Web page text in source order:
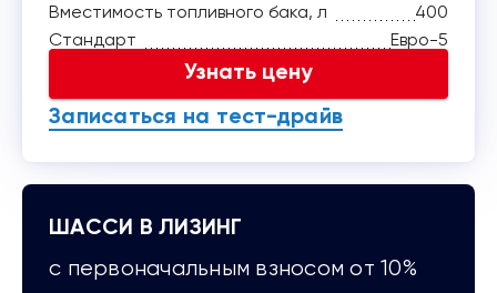
Вместимость топливного бака, л
400
Стандарт
Евро-5
Узнать цену
Записаться на тест-драйв
ШАССИ В ЛИЗИНГ
с первоначальным взносом от 10%